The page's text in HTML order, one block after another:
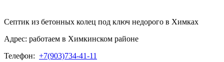
Септик из бетонных колец под ключ недорого в Химках
Адрес: работаем в Химкинском районе
Телефон: +7(903)734-41-11